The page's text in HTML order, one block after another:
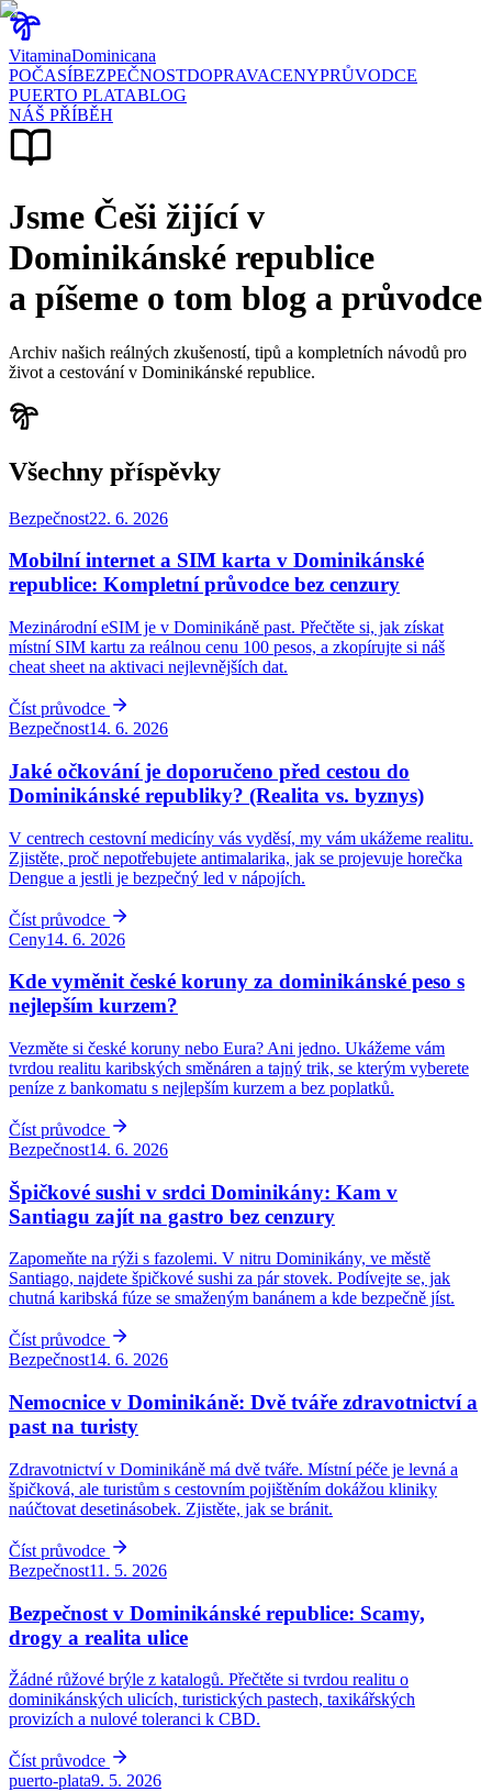
VitaminaDominicana
POČASÍBEZPEČNOSTDOPRAVACENYPRŮVODCE
PUERTO PLATABLOG
NÁŠ PŘÍBĚH
Jsme Češi žijící v
Dominikánské republice
a píšeme o tom blog a průvodce
Archiv našich reálných zkušeností, tipů a kompletních návodů pro
život a cestování v Dominikánské republice.
Všechny příspěvky
Bezpečnost22. 6. 2026
Mobilní internet a SIM karta v Dominikánské
republice: Kompletní průvodce bez cenzury
Mezinárodní eSIM je v Dominikáně past. Přečtěte si, jak získat
místní SIM kartu za reálnou cenu 100 pesos, a zkopírujte si náš
cheat sheet na aktivaci nejlevnějších dat.
Číst průvodce
Bezpečnost14. 6. 2026
Jaké očkování je doporučeno před cestou do
Dominikánské republiky? (Realita vs. byznys)
V centrech cestovní medicíny vás vyděsí, my vám ukážeme realitu.
Zjistěte, proč nepotřebujete antimalarika, jak se projevuje horečka
Dengue a jestli je bezpečný led v nápojích.
Číst průvodce
Ceny14. 6. 2026
Kde vyměnit české koruny za dominikánské peso s
nejlepším kurzem?
Vezměte si české koruny nebo Eura? Ani jedno. Ukážeme vám
tvrdou realitu karibských směnáren a tajný trik, se kterým vyberete
peníze z bankomatu s nejlepším kurzem a bez poplatků.
Číst průvodce
Bezpečnost14. 6. 2026
Špičkové sushi v srdci Dominikány: Kam v
Santiagu zajít na gastro bez cenzury
Zapomeňte na rýži s fazolemi. V nitru Dominikány, ve městě
Santiago, najdete špičkové sushi za pár stovek. Podívejte se, jak
chutná karibská fúze se smaženým banánem a kde bezpečně jíst.
Číst průvodce
Bezpečnost14. 6. 2026
Nemocnice v Dominikáně: Dvě tváře zdravotnictví a
past na turisty
Zdravotnictví v Dominikáně má dvě tváře. Místní péče je levná a
špičková, ale turistům s cestovním pojištěním dokážou kliniky
naúčtovat desetinásobek. Zjistěte, jak se bránit.
Číst průvodce
Bezpečnost11. 5. 2026
Bezpečnost v Dominikánské republice: Scamy,
drogy a realita ulice
Žádné růžové brýle z katalogů. Přečtěte si tvrdou realitu o
dominikánských ulicích, turistických pastech, taxikářských
provizích a nulové toleranci k CBD.
Číst průvodce
puerto-plata9. 5. 2026